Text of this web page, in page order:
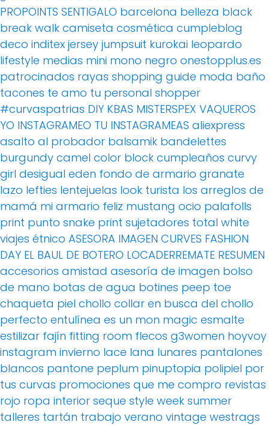
PROPOINTS SENTIGALO barcelona belleza black
break walk camiseta cosmética cumpleblog
deco inditex jersey jumpsuit kurokai leopardo
lifestyle medias mini mono negro onestopplus.es
patrocinados rayas shopping guide moda baño
tacones te amo tu personal shopper
#curvaspatrias DIY KBAS MISTERSPEX VAQUEROS
YO INSTAGRAMEO TU INSTAGRAMEAS aliexpress
asalto al probador balsamik bandelettes
burgundy camel color block cumpleaños curvy
girl desigual eden fondo de armario granate
lazo lefties lentejuelas look turista los arreglos de
mamá mi armario feliz mustang ocio palafolls
print punto snake print sujetadores total white
viajes étnico ASESORA IMAGEN CURVES FASHION
DAY EL BAUL DE BOTERO LOCADERREMATE RESUMEN
accesorios amistad asesoría de imagen bolso
de mano botas de agua botines peep toe
chaqueta piel chollo collar en busca del chollo
perfecto entulínea es un mon magic esmalte
estilizar fajín fitting room flecos g3women hoyvoy
instagram invierno lace lana lunares pantalones
blancos pantone peplum pinuptopia polipiel por
tus curvas promociones que me compro revistas
rojo ropa interior seque style week summer
talleres tartán trabajo verano vintage westrags